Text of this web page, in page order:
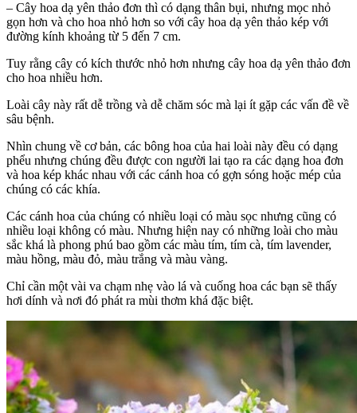
– Cây hoa dạ yên thảo đơn thì có dạng thân bụi, nhưng mọc nhỏ
gọn hơn và cho hoa nhỏ hơn so với cây hoa dạ yên thảo kép với
đường kính khoảng từ 5 đến 7 cm.
Tuy rằng cây có kích thước nhỏ hơn nhưng cây hoa dạ yên thảo đơn
cho hoa nhiều hơn.
Loài cây này rất dễ trồng và dễ chăm sóc mà lại ít gặp các vấn đề về
sâu bệnh.
Nhìn chung về cơ bản, các bông hoa của hai loài này đều có dạng
phểu nhưng chúng đều được con người lai tạo ra các dạng hoa đơn
và hoa kép khác nhau với các cánh hoa có gợn sóng hoặc mép của
chúng có các khía.
Các cánh hoa của chúng có nhiều loại có màu sọc nhưng cũng có
nhiều loại không có màu. Nhưng hiện nay có những loài cho màu
sắc khá là phong phú bao gồm các màu tím, tím cà, tím lavender,
màu hồng, màu đỏ, màu trắng và màu vàng.
Chỉ cần một vài va chạm nhẹ vào lá và cuống hoa các bạn sẽ thấy
hơi dính và nơi đó phát ra mùi thơm khá đặc biệt.